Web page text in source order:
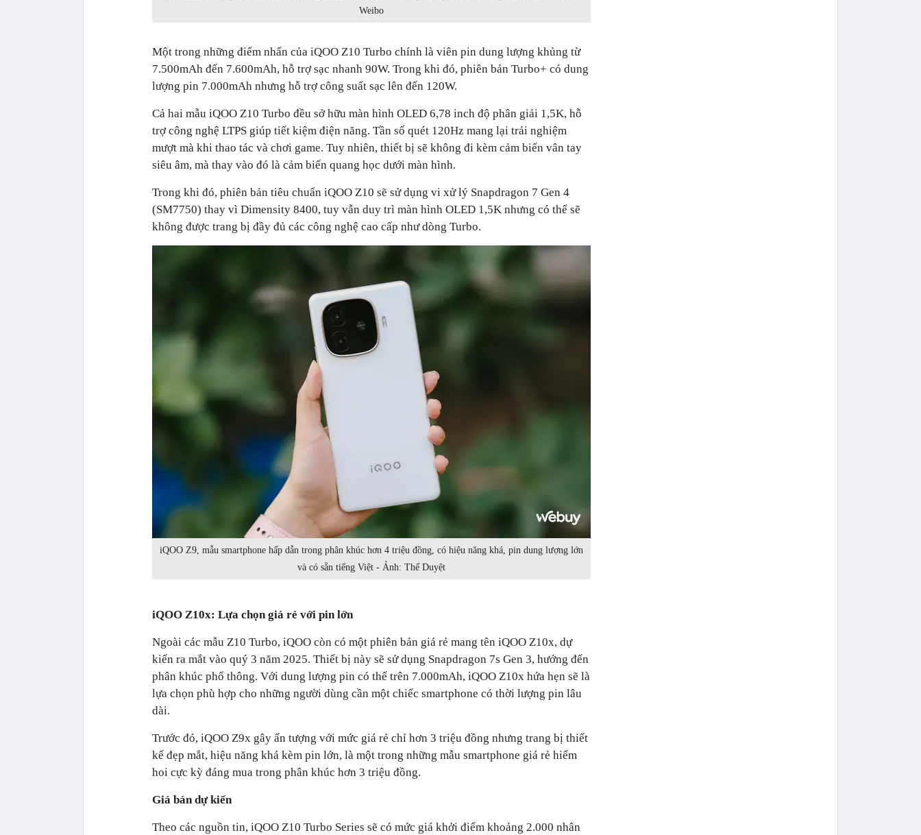
Weibo
Một trong những điểm nhấn của iQOO Z10 Turbo chính là viên pin dung lượng khủng từ
7.500mAh đến 7.600mAh, hỗ trợ sạc nhanh 90W. Trong khi đó, phiên bản Turbo+ có dung
lượng pin 7.000mAh nhưng hỗ trợ công suất sạc lên đến 120W.
Cả hai mẫu iQOO Z10 Turbo đều sở hữu màn hình OLED 6,78 inch độ phân giải 1,5K, hỗ
trợ công nghệ LTPS giúp tiết kiệm điện năng. Tần số quét 120Hz mang lại trải nghiệm
mượt mà khi thao tác và chơi game. Tuy nhiên, thiết bị sẽ không đi kèm cảm biến vân tay
siêu âm, mà thay vào đó là cảm biến quang học dưới màn hình.
Trong khi đó, phiên bản tiêu chuẩn iQOO Z10 sẽ sử dụng vi xử lý Snapdragon 7 Gen 4
(SM7750) thay vì Dimensity 8400, tuy vẫn duy trì màn hình OLED 1,5K nhưng có thể sẽ
không được trang bị đầy đủ các công nghệ cao cấp như dòng Turbo.
iQOO Z9, mẫu smartphone hấp dẫn trong phân khúc hơn 4 triệu đồng, có hiệu năng khá, pin dung lượng lớn
và có sẵn tiếng Việt - Ảnh: Thế Duyệt
iQOO Z10x: Lựa chọn giá rẻ với pin lớn
Ngoài các mẫu Z10 Turbo, iQOO còn có một phiên bản giá rẻ mang tên iQOO Z10x, dự
kiến ra mắt vào quý 3 năm 2025. Thiết bị này sẽ sử dụng Snapdragon 7s Gen 3, hướng đến
phân khúc phổ thông. Với dung lượng pin có thể trên 7.000mAh, iQOO Z10x hứa hẹn sẽ là
lựa chọn phù hợp cho những người dùng cần một chiếc smartphone có thời lượng pin lâu
dài.
Trước đó, iQOO Z9x gây ấn tượng với mức giá rẻ chỉ hơn 3 triệu đồng nhưng trang bị thiết
kế đẹp mắt, hiệu năng khá kèm pin lớn, là một trong những mẫu smartphone giá rẻ hiếm
hoi cực kỳ đáng mua trong phân khúc hơn 3 triệu đồng.
Giá bán dự kiến
Theo các nguồn tin, iQOO Z10 Turbo Series sẽ có mức giá khởi điểm khoảng 2.000 nhân